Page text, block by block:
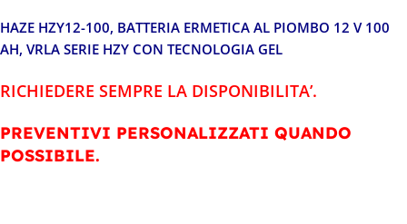
HAZE HZY12-100, BATTERIA ERMETICA AL PIOMBO 12 V 100
AH, VRLA SERIE HZY CON TECNOLOGIA GEL
RICHIEDERE SEMPRE LA DISPONIBILITA’.
PREVENTIVI PERSONALIZZATI QUANDO
POSSIBILE.